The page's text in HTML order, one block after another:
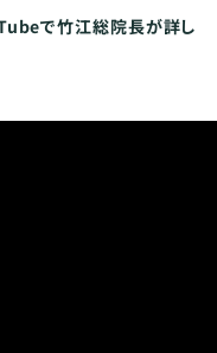
で竹江総院長が詳し